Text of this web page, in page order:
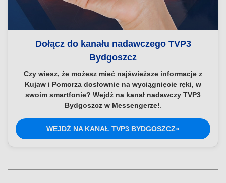
Dołącz do kanału nadawczego TVP3
Bydgoszcz
Czy wiesz, że możesz mieć najświeższe informacje z
Kujaw i Pomorza dosłownie na wyciągnięcie ręki, w
swoim smartfonie? Wejdź na kanał nadawczy TVP3
Bydgoszcz w Messengerze!
WEJDŹ NA KANAŁ TVP3 BYDGOSZCZ»